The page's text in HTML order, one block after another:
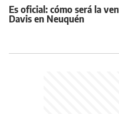
Es oficial: cómo será la
Davis en Neuquén